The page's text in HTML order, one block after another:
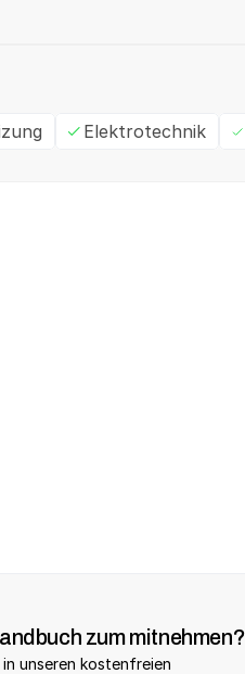
Elektrotechnik
zum mitnehmen?
unseren kostenfreien